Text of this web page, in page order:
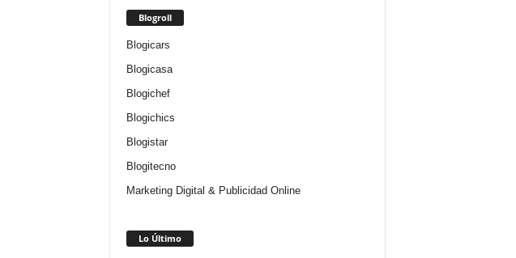
Blogroll
Blogicars
Blogicasa
Blogichef
Blogichics
Blogistar
Blogitecno
Marketing Digital & Publicidad Online
Lo Último